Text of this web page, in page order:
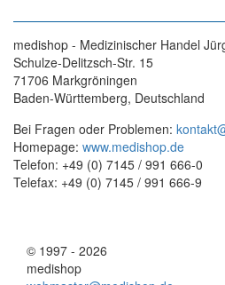
medishop - Medizinischer Handel
Schulze-Delitzsch-Str. 15
71706 Markgröningen
Baden-Württemberg, Deutschland
Bei Fragen oder Problemen:
Homepage: www.medishop.de
Telefon: +49 (0) 7145 / 991 666-0
Telefax: +49 (0) 7145 / 991 666-9
© 1997 - 2026
medishop